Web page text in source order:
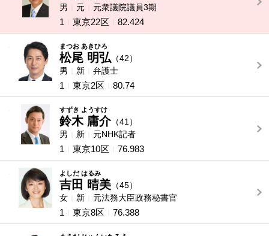
男
元
元衆議院議員3期
1
東京22区 82.424
まつお あきひろ
松尾 明弘 （42）
男
新
弁護士
1
東京2区 80.74
すずき ようすけ
鈴木 庸介（41）
男
新
元NHK記者
1
東京10区 76.983
よしだ はるみ
吉田 晴美 （45）
女
新
元法務大臣政務秘書官
1
東京8区 76.388